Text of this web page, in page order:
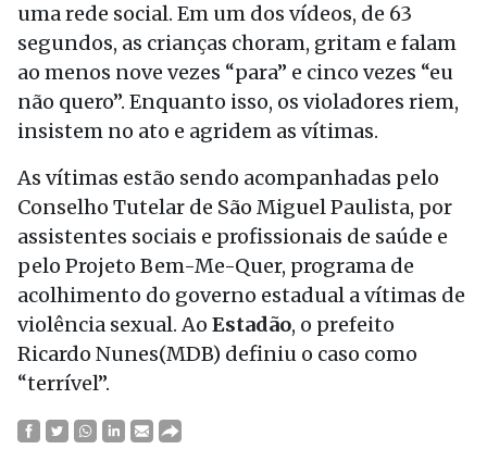
uma rede social. Em um dos vídeos, de 63
segundos, as crianças choram, gritam e falam
ao menos nove vezes “para” e cinco vezes “eu
não quero”. Enquanto isso, os violadores riem,
insistem no ato e agridem as vítimas.
As vítimas estão sendo acompanhadas pelo
Conselho Tutelar de São Miguel Paulista, por
assistentes sociais e profissionais de saúde e
pelo Projeto Bem-Me-Quer, programa de
acolhimento do governo estadual a vítimas de
violência sexual. Ao Estadão, o prefeito
Ricardo Nunes(MDB) definiu o caso como
“terrível”.